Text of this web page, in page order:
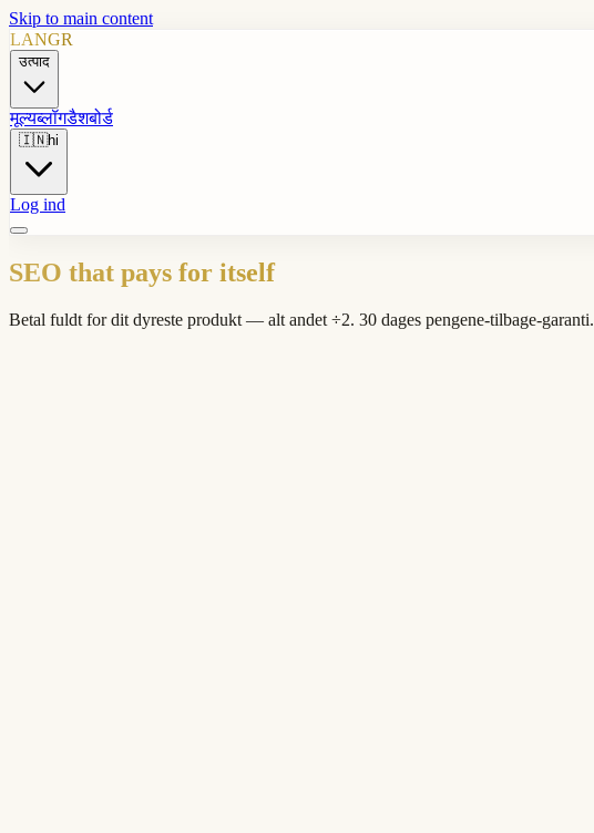
Skip to main content
LANGR
उत्पाद
मूल्यब्लॉगडैशबोर्ड
🇮🇳hi
Log ind
SEO that pays for itself
Betal fuldt for dit dyreste produkt — alt andet ÷2. 30 dages pengene-tilbage-garanti.